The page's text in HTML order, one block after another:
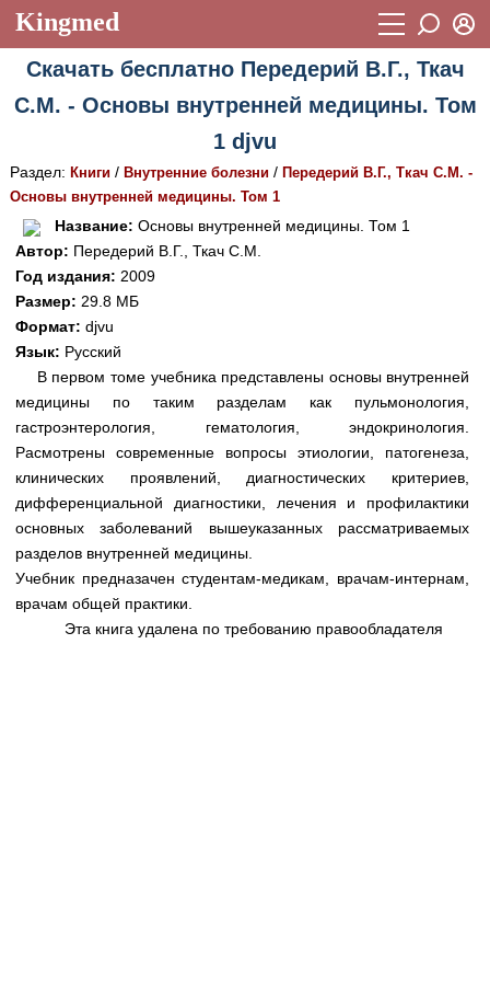
Kingmed
Учебный материал
Видеогалерея 899
Истории болезней 1268
Лекции и презентации 2474
Аккредитационные тесты
Методические рекомендации
Научно-популярное
Статьи
Новости (244)
Медицинская стандартизация
Нормативы экстренной и неотложной помощи
Нормы лабораторных и инструментальных
исследований
Восстановить пароль
Регистрация
Скачать бесплатно Передерий В.Г., Ткач
С.М. - Основы внутренней медицины. Том
1 djvu
Раздел: Книги/ Внутренние болезни/ Передерий В.Г., Ткач С.М. -
Основы внутренней медицины. Том 1
Название: Основы внутренней медицины. Том 1
Автор: Передерий В.Г., Ткач С.М.
Год издания: 2009
Размер: 29.8 МБ
Формат: djvu
Язык: Русский
В первом томе учебника представлены основы внутренней
медицины по таким разделам как пульмонология,
гастроэнтерология, гематология, эндокринология.
Расмотрены современные вопросы этиологии, патогенеза,
клинических проявлений, диагностических критериев,
дифференциальной диагностики, лечения и профилактики
основных заболеваний вышеуказанных рассматриваемых
разделов внутренней медицины.
Учебник предназачен студентам-медикам, врачам-интернам,
врачам общей практики.
Эта книга удалена по требованию правообладателя